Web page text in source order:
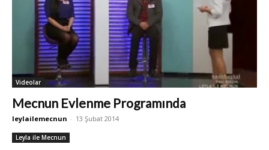
Videolar
Mecnun Evlenme Programında
leylailemecnun - 13 Şubat 2014
Leyla ile Mecnun